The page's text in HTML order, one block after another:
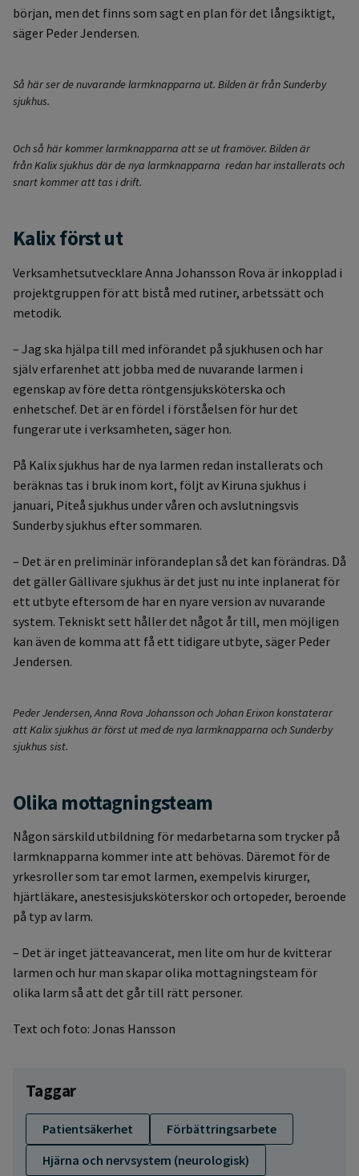
början, men det finns som sagt en plan för det långsiktigt,
säger Peder Jendersen.
Så här ser de nuvarande larmknapparna ut. Bilden är från Sunderby
sjukhus.
Och så här kommer larmknapparna att se ut framöver. Bilden är
frånKalix sjukhus där de nya larmknapparna redan har installerats och
snart kommer att tas i drift.
Kalix först ut
Verksamhetsutvecklare Anna Johansson Rova är inkopplad i
projektgruppen för att bistå med rutiner, arbetssätt och
metodik.
– Jag ska hjälpa till med införandet på sjukhusen och har
själv erfarenhet att jobba med de nuvarande larmen i
egenskap av före detta röntgensjuksköterska och
enhetschef. Det är en fördel i förståelsen för hur det
fungerar ute i verksamheten, säger hon.
På Kalix sjukhus har de nya larmen redan installerats och
beräknas tas i bruk inom kort, följt av Kiruna sjukhus i
januari, Piteå sjukhus under våren och avslutningsvis
Sunderby sjukhus efter sommaren.
– Det är en preliminär införandeplan så det kan förändras. Då
det gäller Gällivare sjukhus är det just nu inte inplanerat för
ett utbyte eftersom de har en nyare version av nuvarande
system. Tekniskt sett håller det något år till, men möjligen
kan även de komma att få ett tidigare utbyte, säger Peder
Jendersen.
Peder Jendersen, Anna Rova Johansson och Johan Erixon konstaterar
att Kalix sjukhus är först ut med de nya larmknapparna och Sunderby
sjukhus sist.
Olika mottagningsteam
Någon särskild utbildning för medarbetarna som trycker på
larmknapparna kommer inte att behövas. Däremot för de
yrkesroller som tar emot larmen, exempelvis kirurger,
hjärtläkare, anestesisjuksköterskor och ortopeder, beroende
på typ av larm.
– Det är inget jätteavancerat, men lite om hur de kvitterar
larmen och hur man skapar olika mottagningsteam för
olika larm så att det går till rätt personer.
Text och foto: Jonas Hansson
Taggar
Patientsäkerhet
Förbättringsarbete
Hjärna och nervsystem (neurologisk)